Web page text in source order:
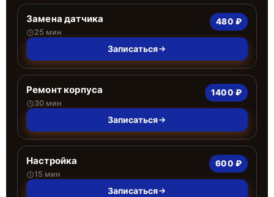
Замена датчика
25 мин
480 ₽
Записаться
Ремонт корпуса
30 мин
1400 ₽
Записаться
Настройка
15 мин
600 ₽
Записаться